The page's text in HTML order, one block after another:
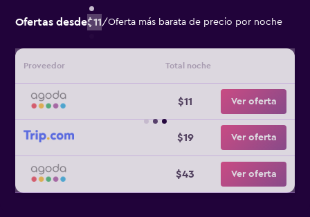
Ofertas desde$11/Oferta más barata de precio por noche
Proveedor Total noche
$11 Ver oferta
$19 Ver oferta
$43 Ver oferta